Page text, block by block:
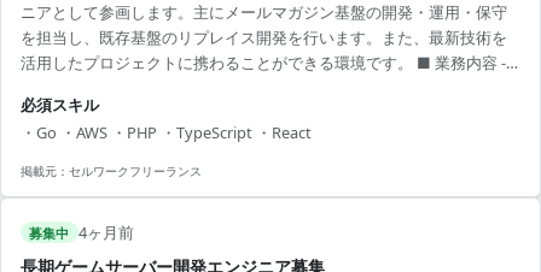
ニアとして参画します。主にメールマガジン基盤の開発・運用・保守
を担当し、既存基盤のリプレイス開発を行います。また、最新技術を
活用したプロジェクトに携わることができる環境です。 ■ 業務内容 -
（Go / GCP） 【アピールポイント】 - 国内トップクラスのエンタメ企
業での経験が得られます - 多くの業務委託技術者が在籍するため、意見
や提案がしやすい環境 - リモートワークを活用した柔軟な働き方が可能
必須スキル
・Go ・AWS ・PHP ・TypeScript ・React
掲載元： セルワークフリーランス
募集中 4ヶ月前
長期ゲームサーバー開発エンジニア募集